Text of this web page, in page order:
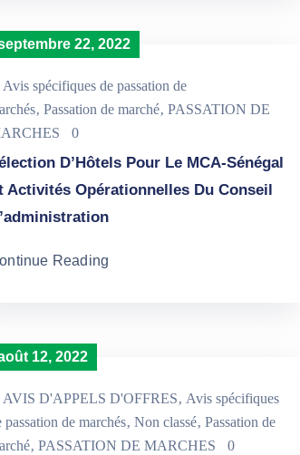
22, 2022
Avis spécifiques de passation de
‚ Passation de marché‚ PASSATION DE
0
D’Hôtels Pour Le MCA-Sénégal
Activités Opérationnelles Du Conseil
Reading
12, 2022
AVIS D'APPELS D'OFFRES‚ Avis spécifiques
passation de marchés‚ Non classé‚ Passation de
‚ PASSATION DE MARCHES 0